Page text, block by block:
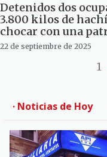
Detenidos dos
3.800 kilos de
chocar con una
22 de septiembre de 2025
1
· Noticias de Hoy